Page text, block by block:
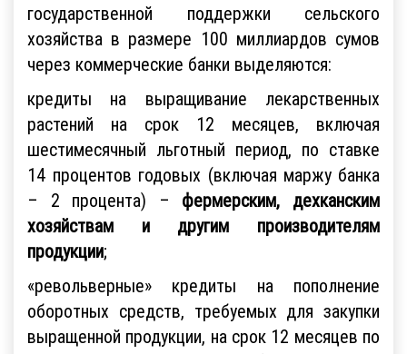
государственной поддержки сельского
хозяйства в размере 100 миллиардов сумов
через коммерческие банки выделяются:
кредиты на выращивание лекарственных
растений на срок 12 месяцев, включая
шестимесячный льготный период, по ставке
14 процентов годовых (включая маржу банка
– 2 процента) – фермерским, дехканским
хозяйствам и другим производителям
продукции;
«револьверные» кредиты на пополнение
оборотных средств, требуемых для закупки
выращенной продукции, на срок 12 месяцев по